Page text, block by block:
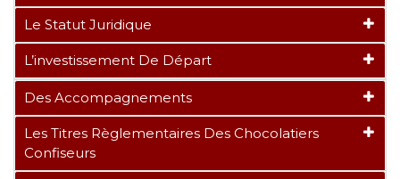
Le Statut Juridique
L’investissement De Départ
Des Accompagnements
Les Titres Règlementaires Des Chocolatiers
Confiseurs